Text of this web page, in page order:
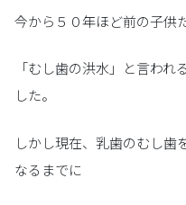
今から５０年ほど前の子供
「むし歯の洪水」と言わ
した。
しかし現在、乳歯のむし歯
なるまでに